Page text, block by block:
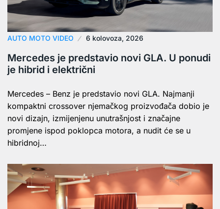
AUTO MOTO VIDEO 6 kolovoza, 2026
Mercedes je predstavio novi GLA. U ponudi
je hibrid i električni
Mercedes – Benz je predstavio novi GLA. Najmanji
kompaktni crossover njemačkog proizvođača dobio je
novi dizajn, izmijenjenu unutrašnjost i značajne
promjene ispod poklopca motora, a nudit će se u
hibridnoj…